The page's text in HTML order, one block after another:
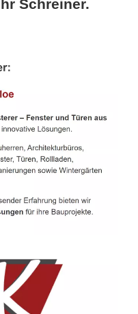
Schreiner.